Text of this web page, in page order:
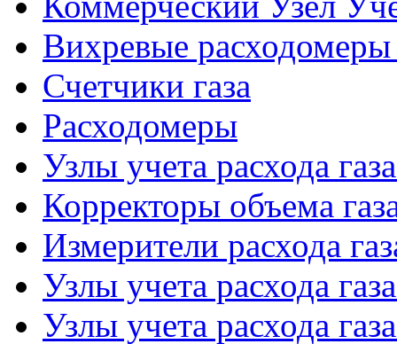
Вихревые расходомеры
Счетчики газа
Расходомеры
Узлы учета расхода
Корректоры объема
Измерители расхода
Узлы учета расхода
Узлы учета расхода